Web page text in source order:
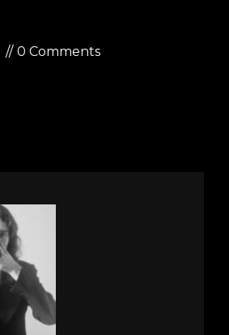
0 Comments